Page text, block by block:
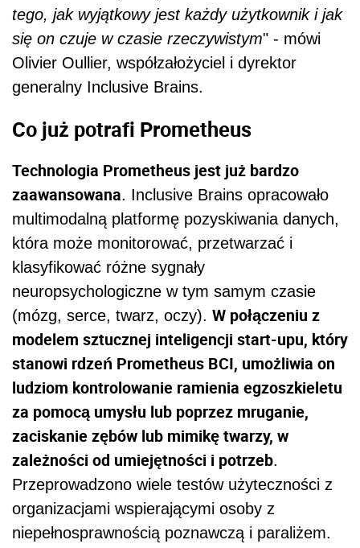
tego, jak wyjątkowy jest każdy użytkownik i jak
się on czuje w czasie rzeczywistym" - mówi
Olivier Oullier, współzałożyciel i dyrektor
generalny Inclusive Brains.
Co już potrafi Prometheus
Technologia Prometheus jest już bardzo
zaawansowana. Inclusive Brains opracowało
multimodalną platformę pozyskiwania danych,
która może monitorować, przetwarzać i
klasyfikować różne sygnały
neuropsychologiczne w tym samym czasie
(mózg, serce, twarz, oczy). W połączeniu z
modelem sztucznej inteligencji start-upu, który
stanowi rdzeń Prometheus BCI, umożliwia on
ludziom kontrolowanie ramienia egzoszkieletu
za pomocą umysłu lub poprzez mruganie,
zaciskanie zębów lub mimikę twarzy, w
zależności od umiejętności i potrzeb.
Przeprowadzono wiele testów użyteczności z
organizacjami wspierającymi osoby z
niepełnosprawnością poznawczą i paraliżem.